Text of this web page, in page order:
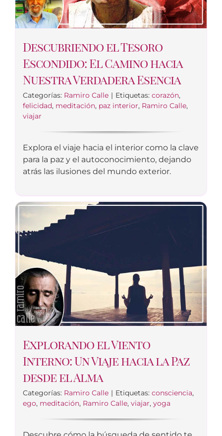
Descubriendo el Tesoro
Escondido: El Camino hacia
Nuestra Verdadera Esencia
Categorías: Ramiro Calle | Etiquetas: corazón,
felicidad, meditación, paz interior, Ramiro Calle,
viajar
Explora el viaje hacia el interior como la clave
para la paz y el autoconocimiento, dejando
atrás las ilusiones del mundo exterior.
Explorando el Viento
Interno: Un Viaje hacia la Paz
desde el Alma
Categorías: Ramiro Calle | Etiquetas: consciencia,
ego, meditación, Ramiro Calle, viajar, yoga